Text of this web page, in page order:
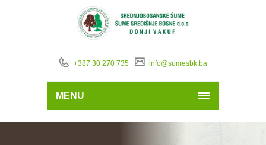
+387 30 270 735 info@sumesbk.ba
MENU